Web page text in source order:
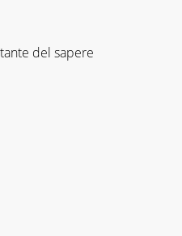
del sapere